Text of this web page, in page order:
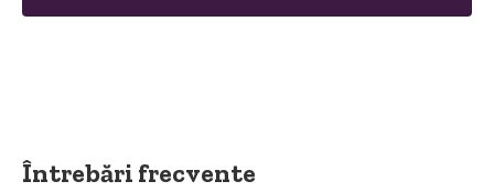
Întrebări frecvente